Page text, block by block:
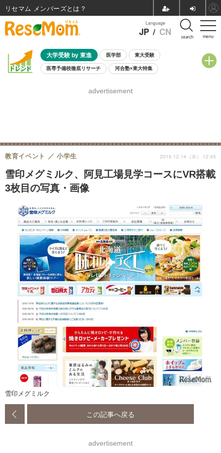
menu
Language
JP / CN search
大学受験 by 東進 医学部 東大受験
医専予備校徹底リサーチ 河合塾×東大特集
8月開催学校説明会・相談会
advertisement
雪印メグミルク、阿見工場見学コースにVR搭載
3枚目の写真・画像
教育イベント 小学生 2016.12.14（水） 12:45
雪印メグミルク
この記事へ戻る
advertisement
リセマム メンバーズ